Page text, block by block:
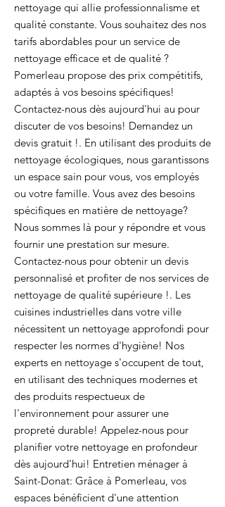
nettoyage qui allie professionnalisme et
qualité constante. Vous souhaitez des nos
tarifs abordables pour un service de
nettoyage efficace et de qualité ?
Pomerleau propose des prix compétitifs,
adaptés à vos besoins spécifiques!
Contactez-nous dès aujourd'hui au pour
discuter de vos besoins! Demandez un
devis gratuit !. En utilisant des produits de
nettoyage écologiques, nous garantissons
un espace sain pour vous, vos employés
ou votre famille. Vous avez des besoins
spécifiques en matière de nettoyage?
Nous sommes là pour y répondre et vous
fournir une prestation sur mesure.
Contactez-nous pour obtenir un devis
personnalisé et profiter de nos services de
nettoyage de qualité supérieure !. Les
cuisines industrielles dans votre ville
nécessitent un nettoyage approfondi pour
respecter les normes d'hygiène! Nos
experts en nettoyage s'occupent de tout,
en utilisant des techniques modernes et
des produits respectueux de
l'environnement pour assurer une
propreté durable! Appelez-nous pour
planifier votre nettoyage en profondeur
dès aujourd'hui! Entretien ménager à
Saint-Donat: Grâce à Pomerleau, vos
espaces bénéficient d'une attention